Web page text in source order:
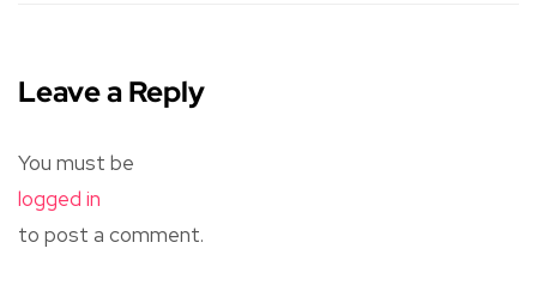
Leave a Reply
You must be
logged in
to post a comment.